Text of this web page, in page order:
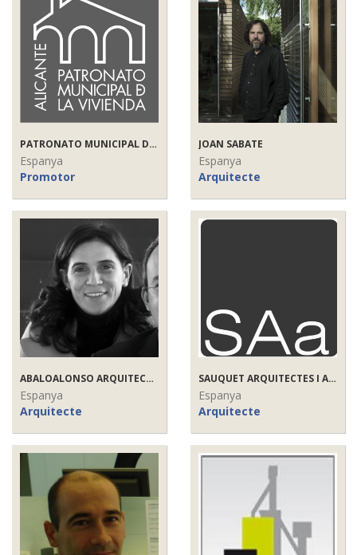
PATRONATO MUNICIPAL DE LA VIVIENDA DE ALICANTE
Espanya
Promotor
JOAN SABATE
Espanya
Arquitecte
ABALOALONSO ARQUITECTOS
Espanya
Arquitecte
SAUQUET ARQUITECTES I ASSOCIATS, SLP
Espanya
Arquitecte